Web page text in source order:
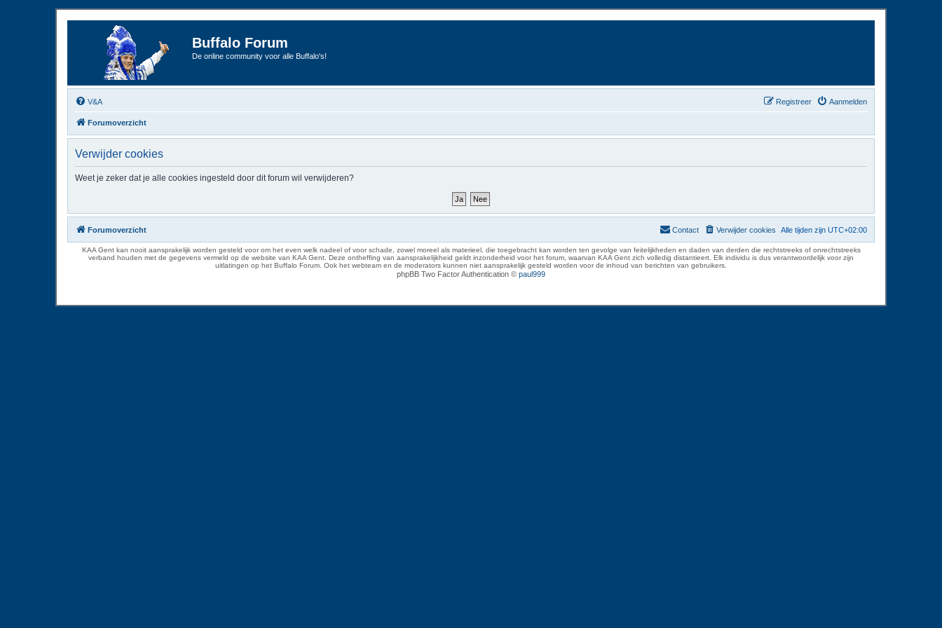
Buffalo Forum
De online community voor alle Buffalo's!
V&A Aanmelden
Registreer
Forumoverzicht
Verwijder cookies
Weet je zeker dat je alle cookies ingesteld door dit forum wil verwijderen?
Forumoverzicht Alle tijden zijn UTC+02:00
Verwijder cookies
Contact
KAA Gent kan nooit aansprakelijk worden gesteld voor om het even welk nadeel of voor schade, zowel moreel als materieel, die toegebracht kan worden ten gevolge van feitelijkheden en daden van derden die rechtstreeks of onrechtstreeks
verband houden met de gegevens vermeld op de website van KAA Gent. Deze ontheffing van aansprakelijkheid geldt inzonderheid voor het forum, waarvan KAA Gent zich volledig distantieert. Elk individu is dus verantwoordelijk voor zijn
uitlatingen op het Buffalo Forum. Ook het webteam en de moderators kunnen niet aansprakelijk gesteld worden voor de inhoud van berichten van gebruikers.
phpBB Two Factor Authentication © paul999